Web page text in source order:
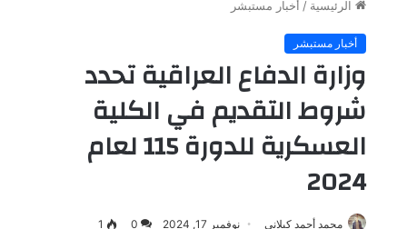
الرئيسية / أخبار مستبشر
أخبار مستبشر
وزارة الدفاع العراقية تحدد
شروط التقديم في الكلية
العسكرية للدورة 115 لعام
2024
محمد أحمد كيلاني نوفمبر 17, 2024 0
1